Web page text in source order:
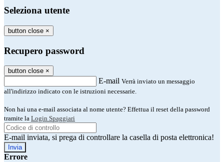
Seleziona utente
button close ×
Recupero password
button close ×
E-mail Verrà inviato un messaggio
all'indirizzo indicato con le istruzioni necessarie.
Non hai una e-mail associata al nome utente? Effettua il reset della password
tramite la Login Spaggiari
E-mail inviata, si prega di controllare la casella di posta elettronica!
Errore